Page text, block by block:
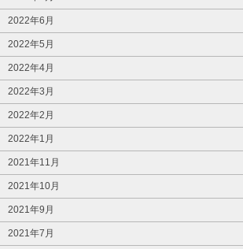
2022年6月
2022年5月
2022年4月
2022年3月
2022年2月
2022年1月
2021年11月
2021年10月
2021年9月
2021年7月